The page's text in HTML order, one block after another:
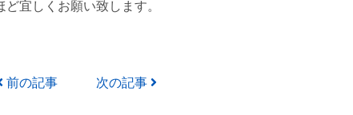
宜しくお願い致します。
ン
前の記事 次の記事